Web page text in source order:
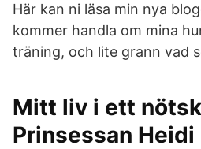
Här kan ni läsa min nya
kommer handla om mina
träning, och lite grann vad
Mitt liv i ett
Prinsessan Heidi